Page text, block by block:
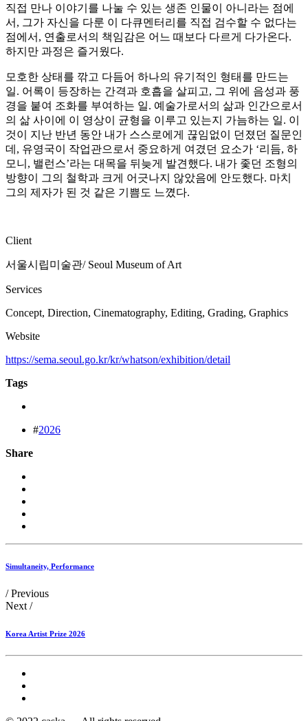
직접 만나 이야기를 나눌 수 있는 생존 인물이 아니라는 점에
서, 그가 자신을 다룬 이 다큐멘터리를 직접 검수할 수 없다는
점에서, 연출로서의 책임감은 어느 때보다 다르게 다가온다.
하지만 과정은 즐거웠다.
모호한 상태를 깎고 다듬어 하나의 유기적인 형태를 만드는
일. 어록이 등장하는 간격과 호흡을 살피고, 그 위에 음성과 풍
경을 붙여 조화를 부여하는 일. 예술가로서의 삶과 인간으로서
의 삶 사이에 이 영상이 균형을 이루고 있는지 가늠하는 일. 이
것이 지난 반년 동안 내가 스스로에게 끊임없이 던졌던 질문인
데, 유영국이 작업관으로서 중요하게 여겼던 요소가 ‘리듬, 하
모니, 밸런스’라는 대목을 뒤늦게 발견했다. 내가 좇던 조형의
방향이 그의 철학과 크게 어긋나지 않았음에 안도했다. 마치
그의 제자가 된 것 같은 기쁨도 느꼈다.
Client
서울시립미술관/ Seoul Museum of Art
Services
Concept, Direction, Cinematography, Editing, Grading, Graphics
Website
https://sema.seoul.go.kr/kr/whatson/exhibition/detail
Tags
#2026
Share
Simultaneity, Performance
/ Previous
Next /
Korea Artist Prize 2026